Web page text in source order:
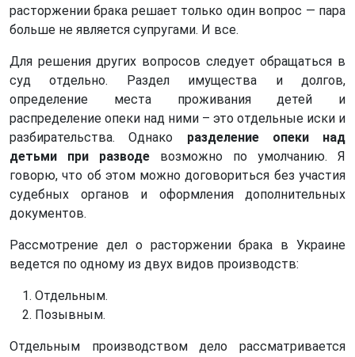
расторжении брака решает только один вопрос — пара
больше не является супругами. И все.
Для решения других вопросов следует обращаться в
суд отдельно. Раздел имущества и долгов,
определение места проживания детей и
распределение опеки над ними – это отдельные иски и
разбирательства. Однако разделение опеки над
детьми при разводе возможно по умолчанию. Я
говорю, что об этом можно договориться без участия
судебных органов и оформления дополнительных
документов.
Рассмотрение дел о расторжении брака в Украине
ведется по одному из двух видов производств:
Отдельным.
Позывным.
Отдельным производством дело рассматривается